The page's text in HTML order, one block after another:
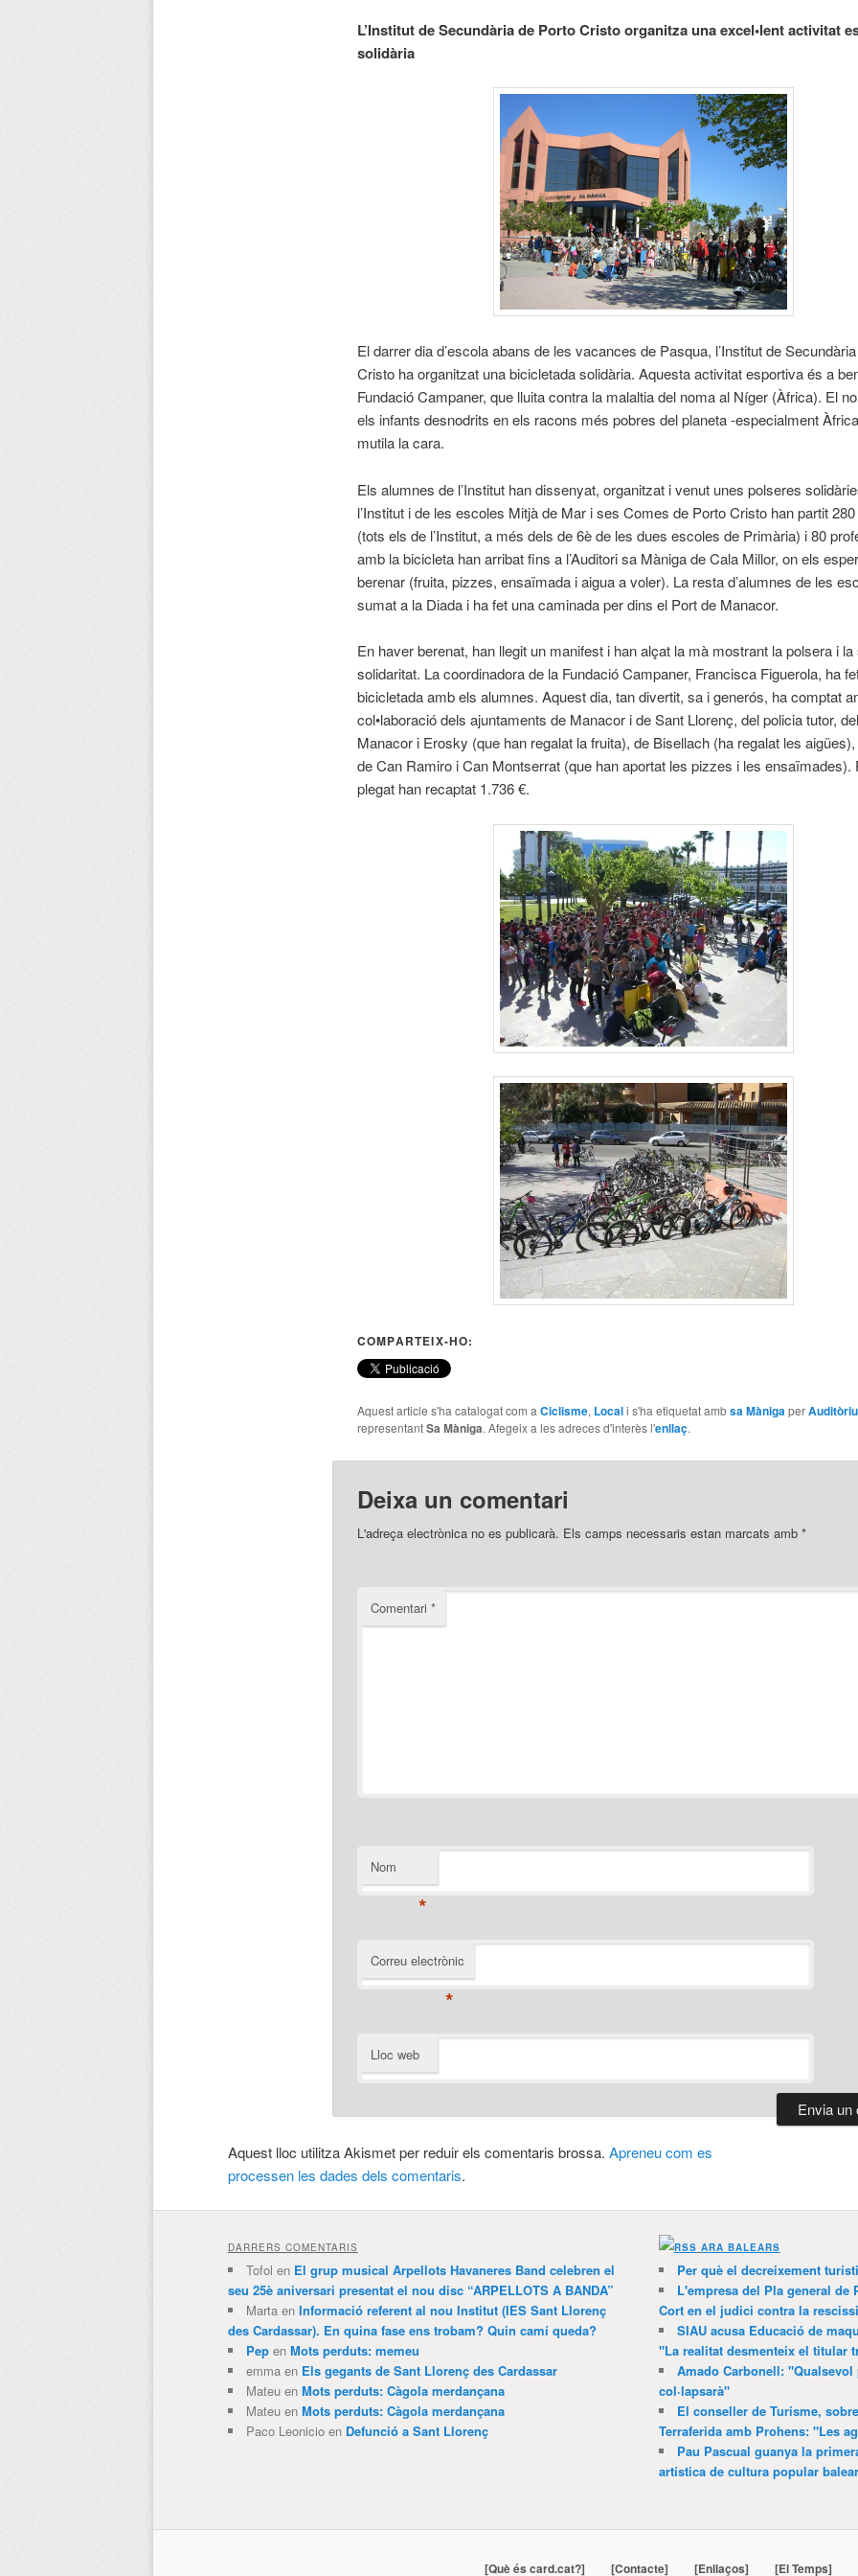
L’Institut de Secundària de Porto Cristo organitza una excel•lent activitat
solidària
El darrer dia d’escola abans de les vacances de Pasqua, l’Institut de
Cristo ha organitzat una bicicletada solidària. Aquesta activitat esportiva és a
Fundació Campaner, que lluita contra la malaltia del noma al Níger (Àfrica). El
els infants desnodrits en els racons més pobres del planeta -especialment
mutila la cara.
Els alumnes de l’Institut han dissenyat, organitzat i venut unes polseres
l’Institut i de les escoles Mitjà de Mar i ses Comes de Porto Cristo han partit
(tots els de l’Institut, a més dels de 6è de les dues escoles de Primària) i 80
amb la bicicleta han arribat fins a l’Auditori sa Màniga de Cala Millor, on els
berenar (fruita, pizzes, ensaïmada i aigua a voler). La resta d’alumnes de les
sumat a la Diada i ha fet una caminada per dins el Port de Manacor.
En haver berenat, han llegit un manifest i han alçat la mà mostrant la polsera i
solidaritat. La coordinadora de la Fundació Campaner, Francisca Figuerola, ha
bicicletada amb els alumnes. Aquest dia, tan divertit, sa i generós, ha comptat
col•laboració dels ajuntaments de Manacor i de Sant Llorenç, del policia tutor,
Manacor i Erosky (que han regalat la fruita), de Bisellach (ha regalat les
de Can Ramiro i Can Montserrat (que han aportat les pizzes i les ensaïmades).
plegat han recaptat 1.736 €.
COMPARTEIX-HO:
Aquest article s'ha catalogat com a Ciclisme, Locali s'ha etiquetat ambsa Mànigaper
representantSa Màniga. Afegeix a les adreces d'interès l'enllaç.
Deixa un comentari
L'adreça electrònica no es publicarà. Els camps necessaris estan marcats amb *
Comentari *
Nom
*
Correu electrònic
*
Lloc web
Aquest lloc utilitza Akismet per reduir els comentaris brossa. Apreneu com es
processen les dades dels comentaris.
DARRERS COMENTARIS
Tofol en El grup musical Arpellots Havaneres Band celebren el
seu 25è aniversari presentat el nou disc “ARPELLOTS A BANDA”
Martaen Informació referent al nou Institut (IES Sant Llorenç
des Cardassar). En quina fase ens trobam? Quin camí queda?
Pepen Mots perduts: memeu
emmaen Els gegants de Sant Llorenç des Cardassar
Mateuen Mots perduts: Càgola merdançana
Mateuen Mots perduts: Càgola merdançana
Paco Leonicioen Defunció a Sant Llorenç
ARA BALEARS
Per què el decreixement
L'empresa del Pla general de
Cort en el judici contra la
SIAU acusa Educació de
"La realitat desmenteix el titular
Amado Carbonell:
col·lapsarà"
El conseller de Turisme,
Terraferida amb Prohens: "Les
Pau Pascual guanya la
artística de cultura popular
[Què és card.cat?] [Contacte] [Enllaços] [El Temps]